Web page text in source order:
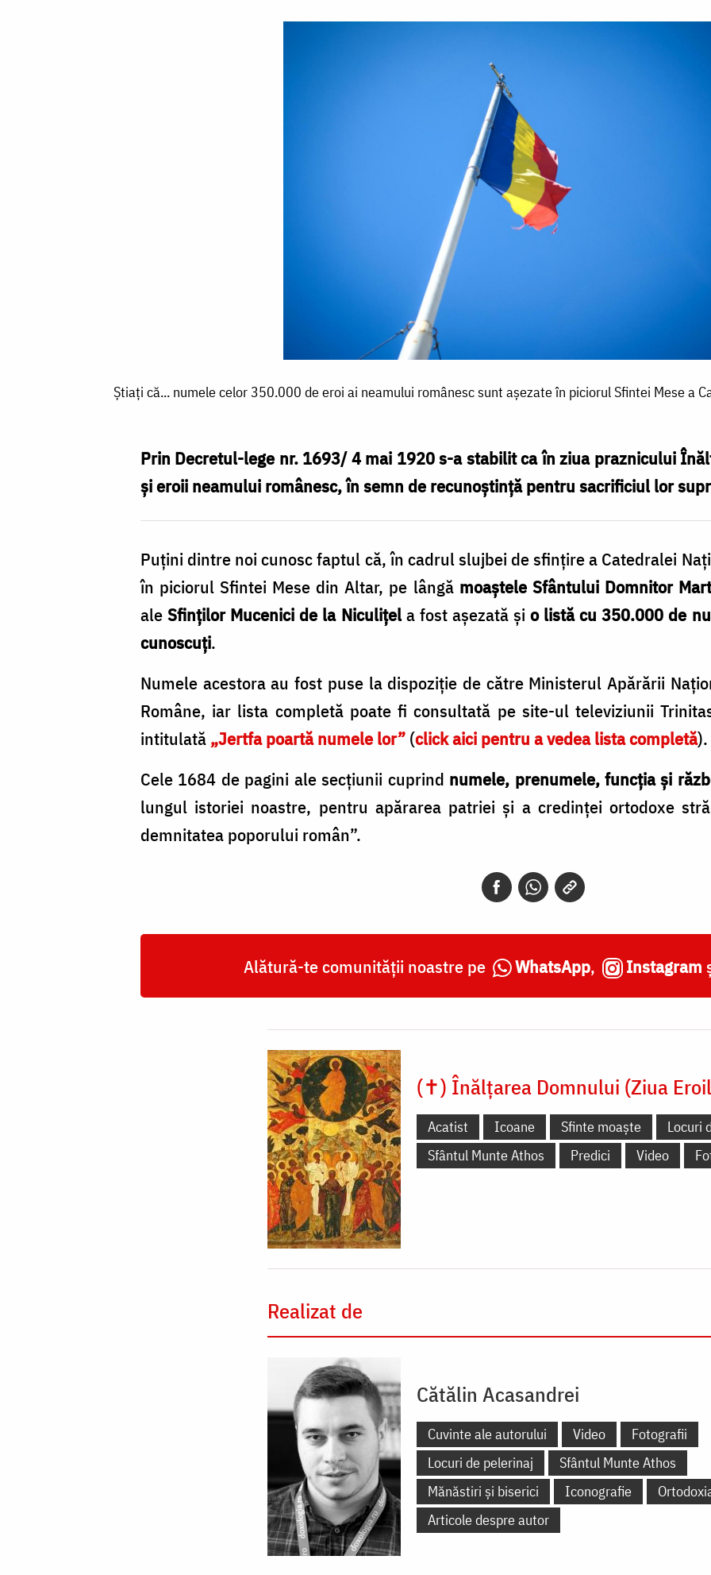
Știați că... numele celor 350.000 de eroi ai neamului românesc sunt așezate în piciorul Sfintei Mese a
Prin Decretul-lege nr. 1693/ 4 mai 1920 s-a stabilit ca în ziua praznicului
și eroii neamului românesc, în semn de recunoştinţă pentru sacrificiul lor
Puțini dintre noi cunosc faptul că, în cadrul slujbei de sfințire a Catedralei
în piciorul Sfintei Mese din Altar, pe lângă moaștele Sfântului Domnitor
aleSfinților Mucenici de la Niculițela fost așezată șio listă cu 350.000 de
cunoscuți.
Numele acestora au fost puse la dispoziţie de către Ministerul Apărării
Române, iar lista completă poate fi consultată pe site-ul televiziunii
intitulată „Jertfa poartă numele lor” (click aici pentru a vedea lista completă).
Cele 1684 de pagini ale secţiunii cuprind numele, prenumele, funcţia şi
lungul istoriei noastre, pentru apărarea patriei şi a credinţei ortodoxe
demnitatea poporului român”.
Alătură-te comunității noastre pe WhatsApp, Instagram
(✝) Înălțarea Domnului (Ziua
Acatist Icoane Sfinte moaște
Locuri
Sfântul Munte Athos
Predici Video
Realizat de
Cătălin Acasandrei
Cuvinte ale autorului Video
Fotografii
Locuri de pelerinaj
Sfântul Munte Athos
Mănăstiri și biserici
Iconografie
Articole despre autor